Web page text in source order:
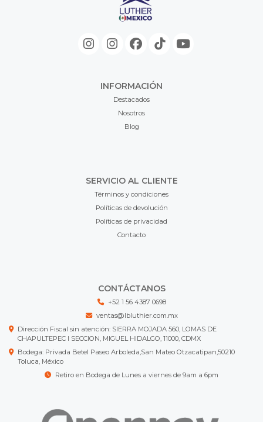
INFORMACIÓN
Destacados
Nosotros
Blog
SERVICIO AL CLIENTE
Términos y condiciones
Políticas de devolución
Políticas de privacidad
Contacto
CONTÁCTANOS
+52 1 56 4387 0698
ventas@lbluthier.com.mx
Dirección Fiscal sin atención: SIERRA MOJADA 560, LOMAS DE
CHAPULTEPEC I SECCION, MIGUEL HIDALGO, 11000, CDMX
Bodega: Privada Betel Paseo Arboleda,San Mateo Otzacatipan,50210
Toluca, México
Retiro en Bodega de Lunes a viernes de 9am a 6pm